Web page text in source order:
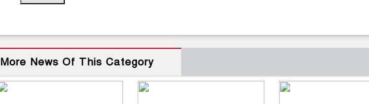
More News Of This Category